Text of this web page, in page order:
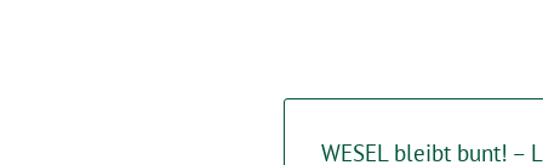
WESEL bleibt bunt! –